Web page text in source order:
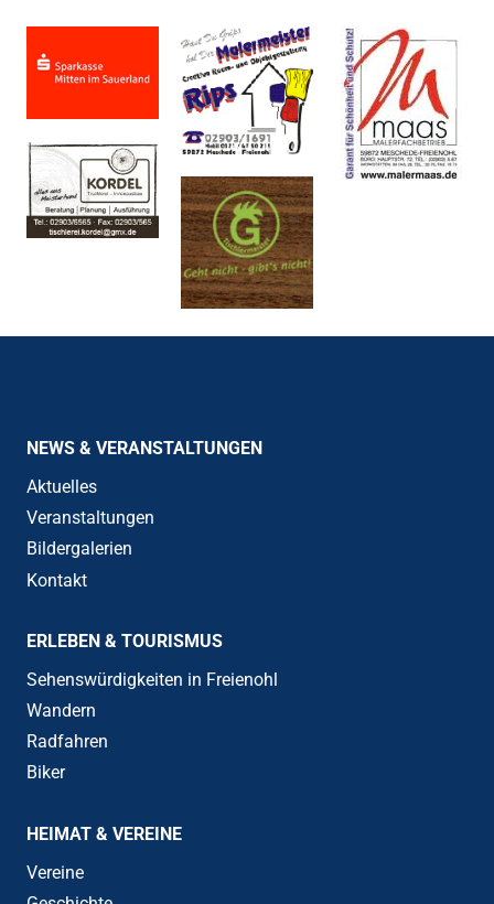
NEWS & VERANSTALTUNGEN
Aktuelles
Veranstaltungen
Bildergalerien
Kontakt
ERLEBEN & TOURISMUS
Sehenswürdigkeiten in Freienohl
Wandern
Radfahren
Biker
HEIMAT & VEREINE
Vereine